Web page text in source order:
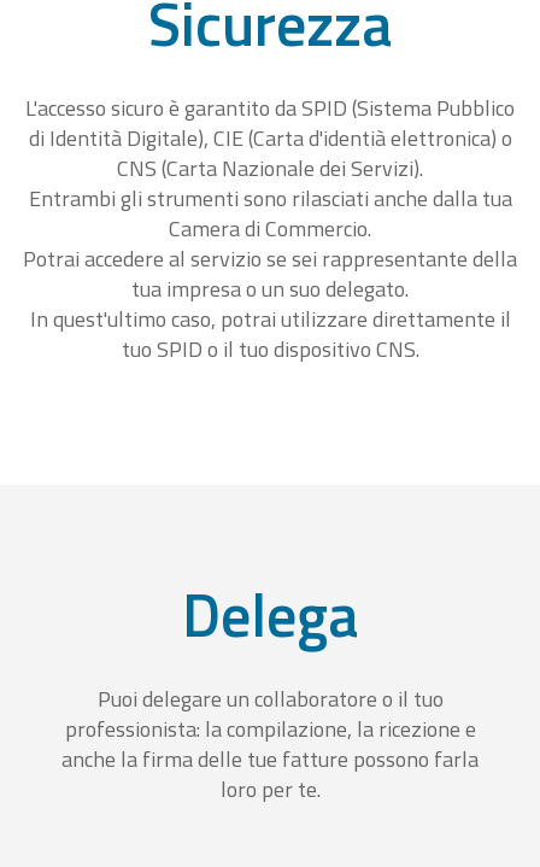
Sicurezza
L'accesso sicuro è garantito da SPID (Sistema Pubblico
di Identità Digitale), CIE (Carta d'identià elettronica) o
CNS (Carta Nazionale dei Servizi).
Entrambi gli strumenti sono rilasciati anche dalla tua
Camera di Commercio.
Potrai accedere al servizio se sei rappresentante della
tua impresa o un suo delegato.
In quest'ultimo caso, potrai utilizzare direttamente il
tuo SPID o il tuo dispositivo CNS.
Delega
Puoi delegare un collaboratore o il tuo
professionista: la compilazione, la ricezione e
anche la firma delle tue fatture possono farla
loro per te.